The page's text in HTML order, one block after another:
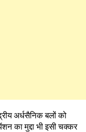
अर्धसैनिक बलों को
का मुद्दा भी इसी चक्कर